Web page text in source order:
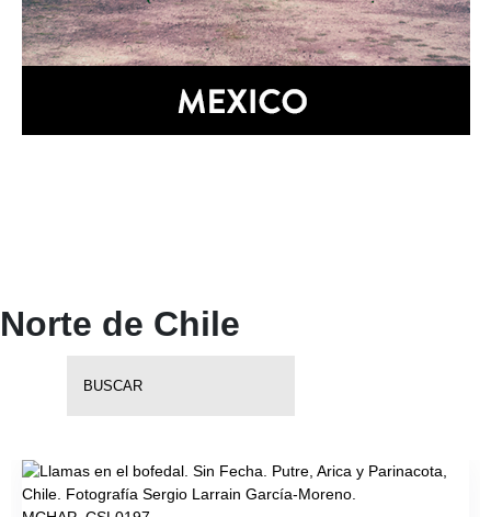
Norte de Chile